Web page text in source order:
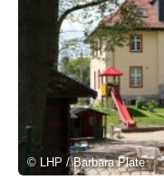
© LHP / Barbara Plate